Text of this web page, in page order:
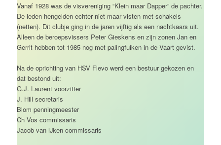
Vanaf 1928 was de visvereniging “Klein maar Dapper” de pachter.
De leden hengelden echter niet maar visten met schakels
(netten). Dit clubje ging in de jaren vijftig als een nachtkaars uit.
Alleen de beroepsvissers Peter Gieskens en zijn zonen Jan en
Gerrit hebben tot 1985 nog met palingfuiken in de Vaart gevist.
Na de oprichting van HSV Flevo werd een bestuur gekozen en
dat bestond uit:
G.J. Laurent voorzitter
J. Hill secretaris
Blom penningmeester
Ch Vos commissaris
Jacob van IJken commissaris